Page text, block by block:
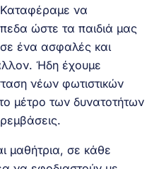
Καταφέραμε να
ώστε τα παιδιά μας
ένα ασφαλές και
Ήδη έχουμε
νέων φωτιστικών
μέτρο των δυνατοτήτων
μαθήτρια, σε κάθε